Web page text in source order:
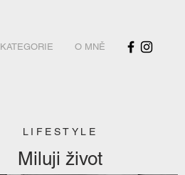
KATEGORIE O MNĚ
LIFESTYLE
Miluji život